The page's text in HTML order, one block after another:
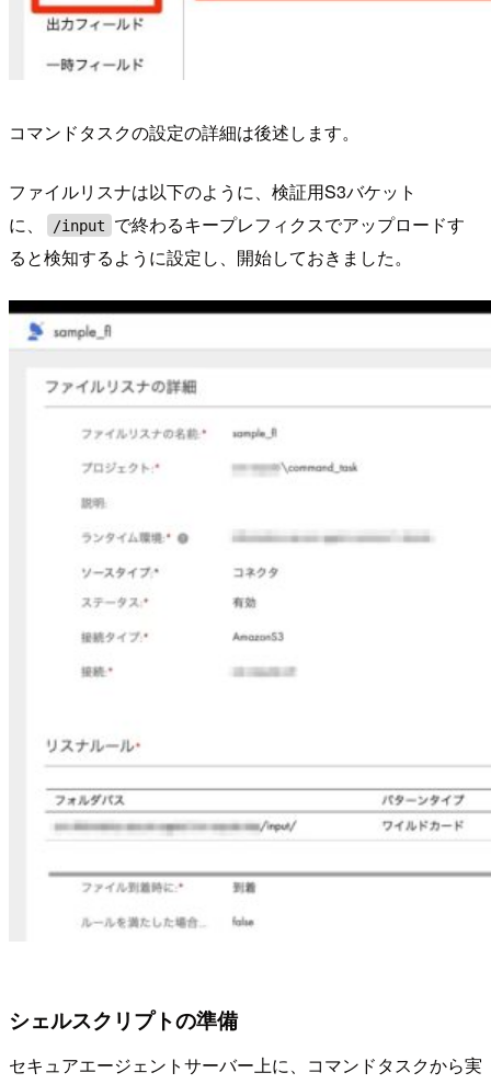
コマンドタスクの設定の詳細は後述します。
ファイルリスナは以下のように、検証用S3バケット
に、
/input
で終わるキープレフィクスでアップロードす
ると検知するように設定し、開始しておきました。
シェルスクリプトの準備
セキュアエージェントサーバー上に、コマンドタスクから実